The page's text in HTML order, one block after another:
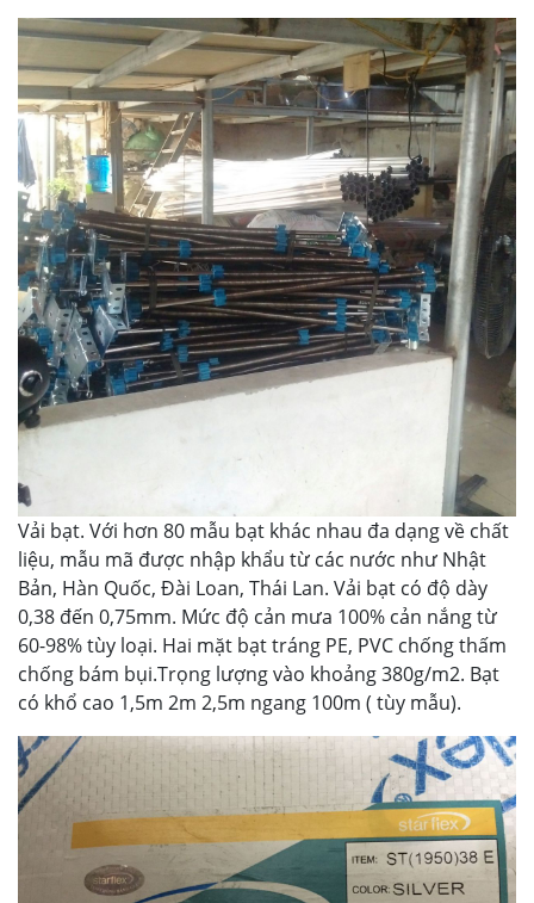
Vải bạt. Với hơn 80 mẫu bạt khác nhau đa dạng về chất
liệu, mẫu mã được nhập khẩu từ các nước như Nhật
Bản, Hàn Quốc, Đài Loan, Thái Lan. Vải bạt có độ dày
0,38 đến 0,75mm. Mức độ cản mưa 100% cản nắng từ
60-98% tùy loại. Hai mặt bạt tráng PE, PVC chống thấm
chống bám bụi.Trọng lượng vào khoảng 380g/m2. Bạt
có khổ cao 1,5m 2m 2,5m ngang 100m ( tùy mẫu).